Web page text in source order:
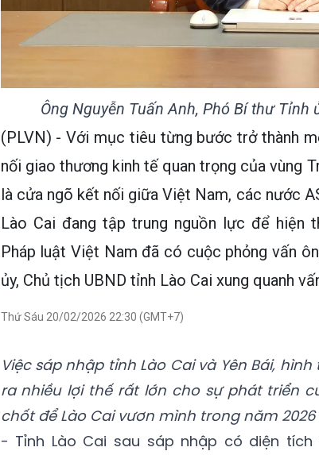
Ông Nguyễn Tuấn Anh, Phó Bí thư Tỉnh
(PLVN) - Với mục tiêu từng bước trở thành
nối giao thương kinh tế quan trọng của vùng
là cửa ngõ kết nối giữa Việt Nam, các nước
Lào Cai đang tập trung nguồn lực để hiện
Pháp luật Việt Nam đã có cuộc phỏng vấn
ủy, Chủ tịch UBND tỉnh Lào Cai xung quanh
Thứ Sáu 20/02/2026 22:30 (GMT+7)
Việc sáp nhập tỉnh Lào Cai và Yên Bái,
ra nhiều lợi thế rất lớn cho sự phát triển
chốt để Lào Cai vươn mình trong năm
- Tỉnh Lào Cai sau sáp nhập có diện tích